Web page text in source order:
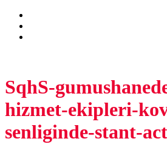
SqhS-
hizmet-ekipleri-
senliginde-stant-